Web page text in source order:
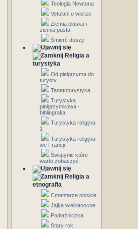
Teologia Newtona
Vetulani o wierze
Ziemia płaska i
ziemia pusta
Śmierć duszy
Religia a
turystyka
Od pielgrzyma do
turysty
Tanatoturystyka
Turystyka
pielgrzymkowa -
bibliografia
Turystyka religijna
1
Turystyka religijna
we Francji
Świątynie które
warto zobaczyć
Religia a
etnografia
Cmentarze polskie
Jajka wielkanocne
Podłaźniczka
Stary rok